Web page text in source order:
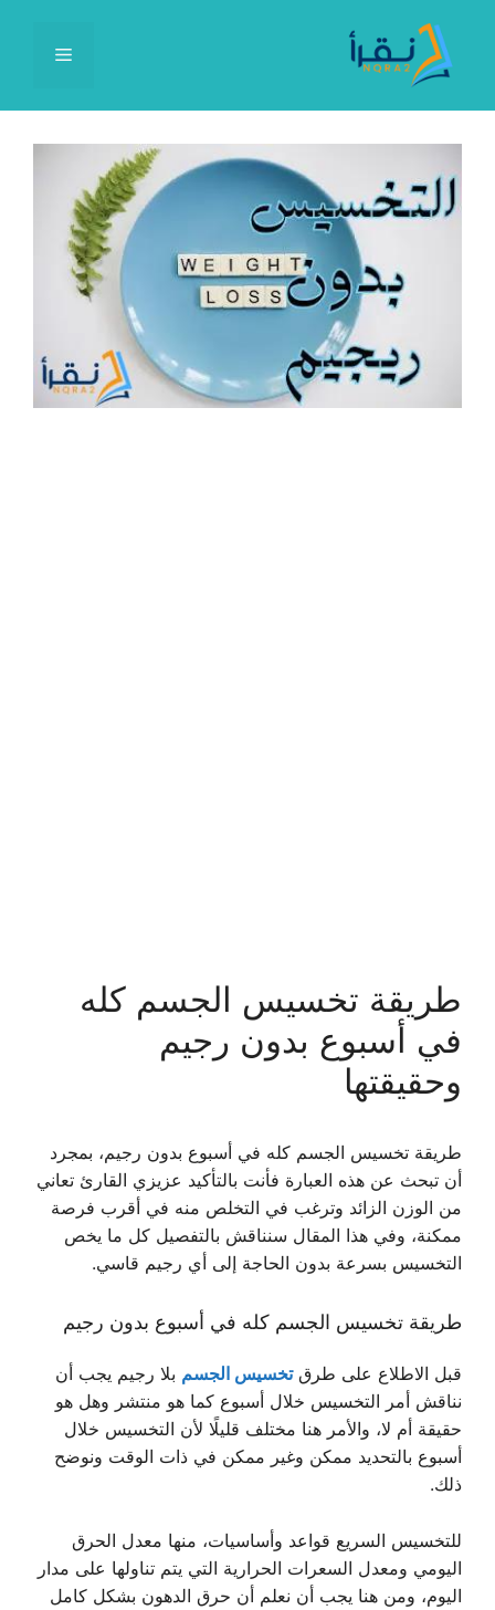
المحتوى
القائمة
طريقة تخسيس الجسم كله
في أسبوع بدون رجيم
وحقيقتها
طريقة تخسيس الجسم كله في أسبوع بدون رجيم، بمجرد
أن تبحث عن هذه العبارة فأنت بالتأكيد عزيزي القارئ تعاني
من الوزن الزائد وترغب في التخلص منه في أقرب فرصة
ممكنة، وفي هذا المقال سنناقش بالتفصيل كل ما يخص
التخسيس بسرعة بدون الحاجة إلى أي رجيم قاسي.
طريقة تخسيس الجسم كله في أسبوع بدون رجيم
قبل الاطلاع على طرقتخسيس الجسم بلا رجيم يجب أن
نناقش أمر التخسيس خلال أسبوع كما هو منتشر وهل هو
حقيقة أم لا، والأمر هنا مختلف قليلًا لأن التخسيس خلال
أسبوع بالتحديد ممكن وغير ممكن في ذات الوقت ونوضح
ذلك.
للتخسيس السريع قواعد وأساسيات، منها معدل الحرق
اليومي ومعدل السعرات الحرارية التي يتم تناولها على مدار
اليوم، ومن هنا يجب أن نعلم أن حرق الدهون بشكل كامل